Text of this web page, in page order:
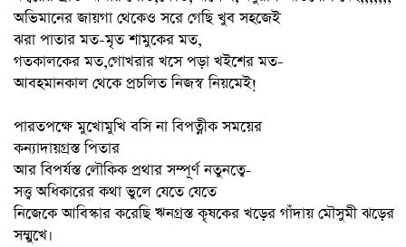
অভিমানের জায়গা থেকেও সরে গেছি খুব সহজেই
ঝরা পাতার মত-মৃত শামুকের মত,
গতকালকের মত,গোখরার খসে পড়া খইশের মত-
আবহমানকাল থেকে প্রচলিত নিজস্ব নিয়মেই!
পারতপক্ষে মুখোমুখি বসি না বিপত্নীক সময়ের
কন্যাদায়গ্রস্ত পিতার
আর বিপর্যস্ত লৌকিক প্রথার সম্পূর্ণ নতুনত্বে-
সত্ত্ব অধিকারের কথা ভুলে যেতে যেতে
নিজেকে আবিস্কার করেছি ঋনগ্রস্ত কৃষকের খড়ের গাঁদায় মৌসুমী ঝড়ের
সম্মুখে।